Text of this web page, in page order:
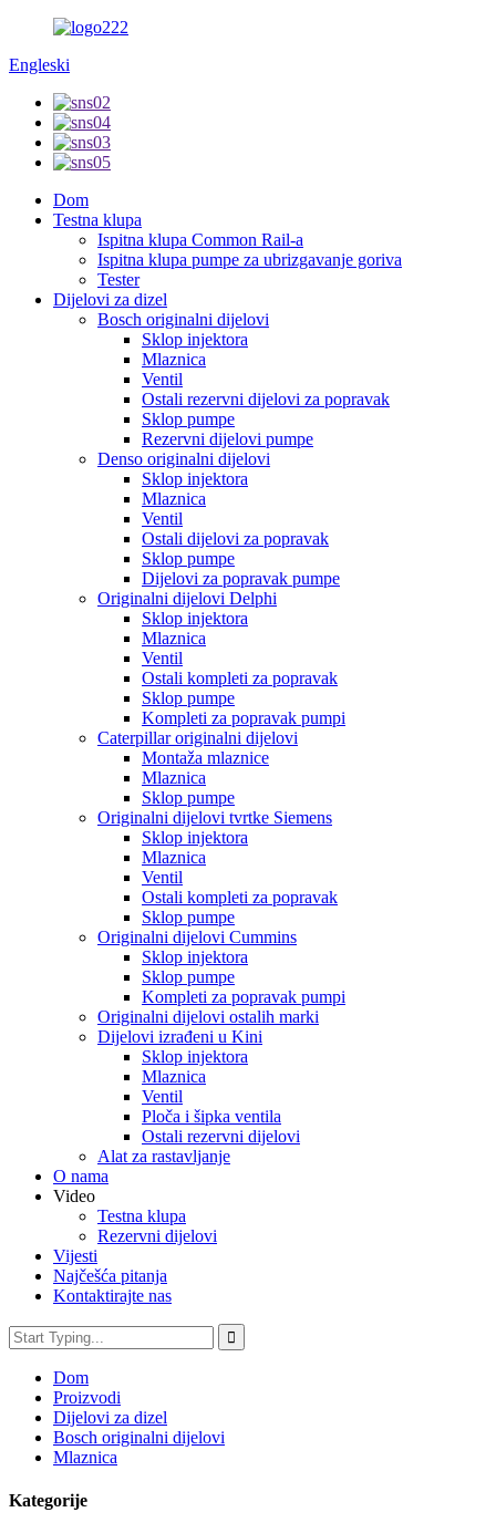
Engleski
Dom
Testna klupa
Ispitna klupa Common Rail-a
Ispitna klupa pumpe za ubrizgavanje goriva
Tester
Dijelovi za dizel
Bosch originalni dijelovi
Sklop injektora
Mlaznica
Ventil
Ostali rezervni dijelovi za popravak
Sklop pumpe
Rezervni dijelovi pumpe
Denso originalni dijelovi
Sklop injektora
Mlaznica
Ventil
Ostali dijelovi za popravak
Sklop pumpe
Dijelovi za popravak pumpe
Originalni dijelovi Delphi
Sklop injektora
Mlaznica
Ventil
Ostali kompleti za popravak
Sklop pumpe
Kompleti za popravak pumpi
Caterpillar originalni dijelovi
Montaža mlaznice
Mlaznica
Sklop pumpe
Originalni dijelovi tvrtke Siemens
Sklop injektora
Mlaznica
Ventil
Ostali kompleti za popravak
Sklop pumpe
Originalni dijelovi Cummins
Sklop injektora
Sklop pumpe
Kompleti za popravak pumpi
Originalni dijelovi ostalih marki
Dijelovi izrađeni u Kini
Sklop injektora
Mlaznica
Ventil
Ploča i šipka ventila
Ostali rezervni dijelovi
Alat za rastavljanje
O nama
Video
Testna klupa
Rezervni dijelovi
Vijesti
Najčešća pitanja
Kontaktirajte nas
Dom
Proizvodi
Dijelovi za dizel
Bosch originalni dijelovi
Mlaznica
Kategorije